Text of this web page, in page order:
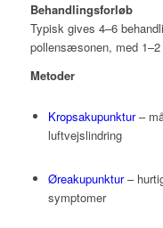
Behandlingsforløb
Typisk gives 4–6
pollensæsonen, med 1–2
Metoder
Kropsakupunktur–
luftvejslindring
Øreakupunktur–
symptomer